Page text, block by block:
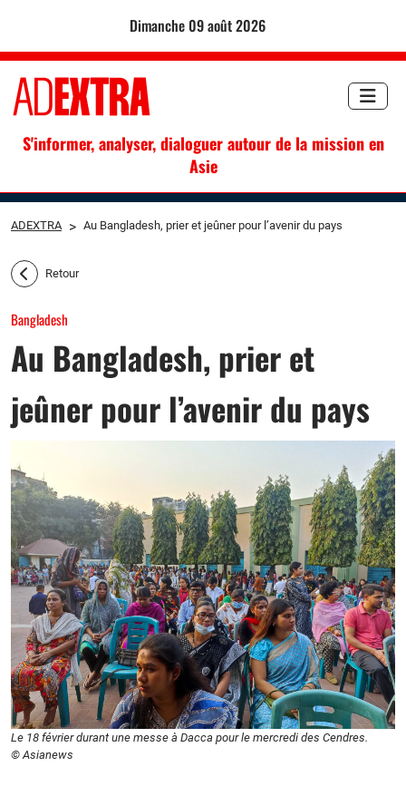
dimanche 09 août 2026
S'informer, analyser, dialoguer autour de la mission en
Asie
ADEXTRA > Au Bangladesh, prier et jeûner pour l’avenir du pays
Retour
Bangladesh
Au Bangladesh, prier et
jeûner pour l’avenir du pays
Le 18 février durant une messe à Dacca pour le mercredi des Cendres.
© Asianews